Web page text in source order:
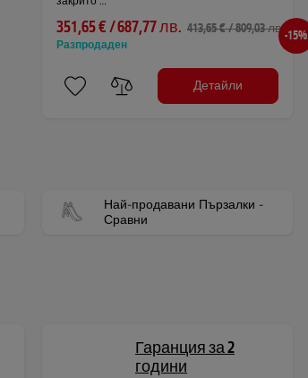
351,65 € / 687,77 лв. 413,65 € / 809,03 лв.
Разпродаден
-15%
Детайли
Най-продавани Пързалки -
Сравни
Гаранция за 2
години